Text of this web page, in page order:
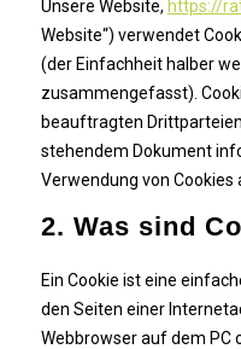
Unsere Website, https://
Website“) verwendet
(der Einfachheit halber
zusammengefasst).
beauftragten
stehendem Dokument
Verwendung von Cookies
2. Was sind
Ein Cookie ist eine
den Seiten einer
Webbrowser auf dem PC